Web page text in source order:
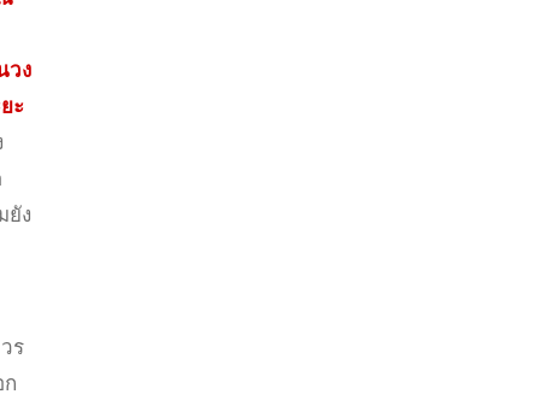
วง
ะ
ยัง
ร